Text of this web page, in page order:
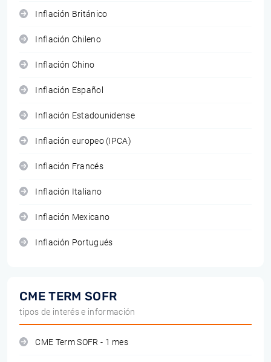
Inflación Británico
Inflación Chileno
Inflación Chino
Inflación Español
Inflación Estadounidense
Inflación europeo (IPCA)
Inflación Francés
Inflación Italiano
Inflación Mexicano
Inflación Portugués
CME TERM SOFR
tipos de interés e información
CME Term SOFR - 1 mes